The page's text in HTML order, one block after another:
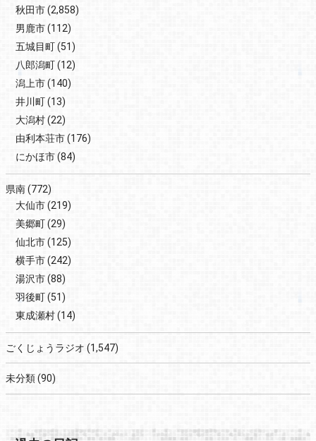
秋田市(2,858)
男鹿市(112)
五城目町(51)
八郎潟町(12)
潟上市(140)
井川町(13)
大潟村(22)
由利本荘市(176)
にかほ市(84)
県南(772)
大仙市(219)
美郷町(29)
仙北市(125)
横手市(242)
湯沢市(88)
羽後町(51)
東成瀬村(14)
ごくじょうラジオ (1,547)
未分類(90)